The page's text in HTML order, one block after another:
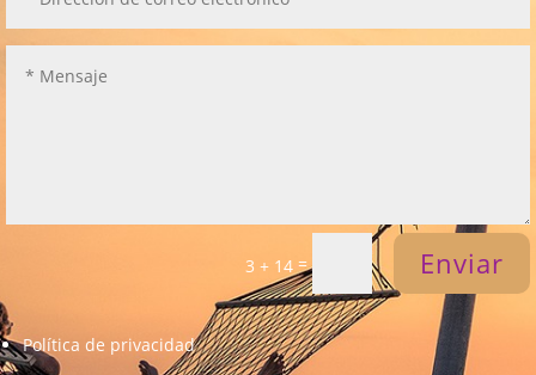
3 + 14 = Enviar
Política de privacidad